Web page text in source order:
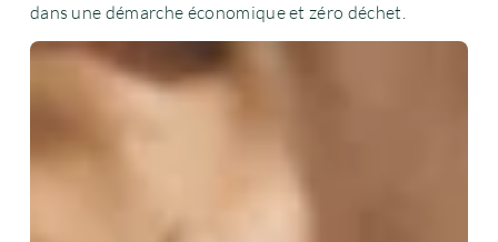
dans une démarche économique et zéro déchet.